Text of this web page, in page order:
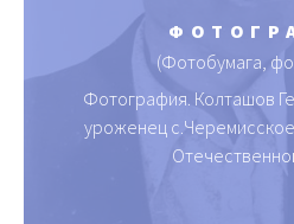
(Фотобумага,
Фотография. Колташов
уроженец